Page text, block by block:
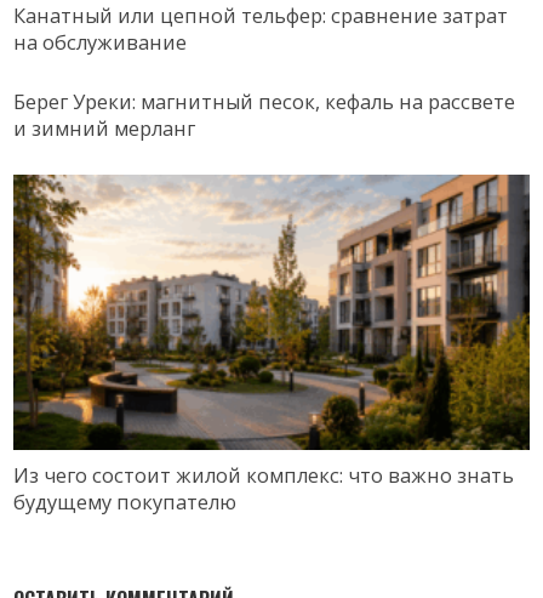
Канатный или цепной тельфер: сравнение затрат
на обслуживание
Берег Уреки: магнитный песок, кефаль на рассвете
и зимний мерланг
Из чего состоит жилой комплекс: что важно знать
будущему покупателю